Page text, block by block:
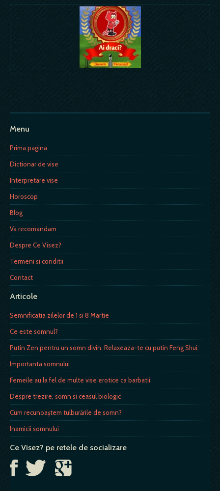
Menu
Prima pagina
Dictionar de vise
Interpretare vise
Horoscop
Blog
Va recomandam
Despre Ce Visez?
Termeni si conditii
Contact
Articole
Semnificatia zilelor de 1 si 8 Martie
Ce este somnul?
Putin Zen pentru un somn divin. Relaxeaza-te cu putin Feng Shui.
Importanta somnului
Femeile au la fel de multe vise erotice ca barbatii
Despre trezire, somn si ceasul biologic
Cum recunoaştem tulburările de somn?
Inamicii somnului
Ce Visez? pe retele de socializare